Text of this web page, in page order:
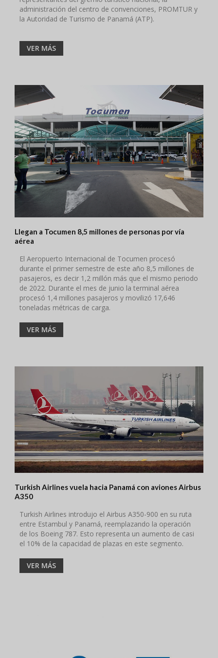
administración del centro de convenciones, PROMTUR y
la Autoridad de Turismo de Panamá (ATP).
VER MÁS
Llegan a Tocumen 8,5 millones de personas por vía
aérea
El Aeropuerto Internacional de Tocumen procesó
durante el primer semestre de este año 8,5 millones de
pasajeros, es decir 1,2 millón más que el mismo periodo
de 2022. Durante el mes de junio la terminal aérea
procesó 1,4 millones pasajeros y movilizó 17,646
toneladas métricas de carga.
VER MÁS
Turkish Airlines vuela hacia Panamá con aviones Airbus
A350
Turkish Airlines introdujo el Airbus A350-900 en su ruta
entre Estambul y Panamá, reemplazando la operación
de los Boeing 787. Esto representa un aumento de casi
el 10% de la capacidad de plazas en este segmento.
VER MÁS